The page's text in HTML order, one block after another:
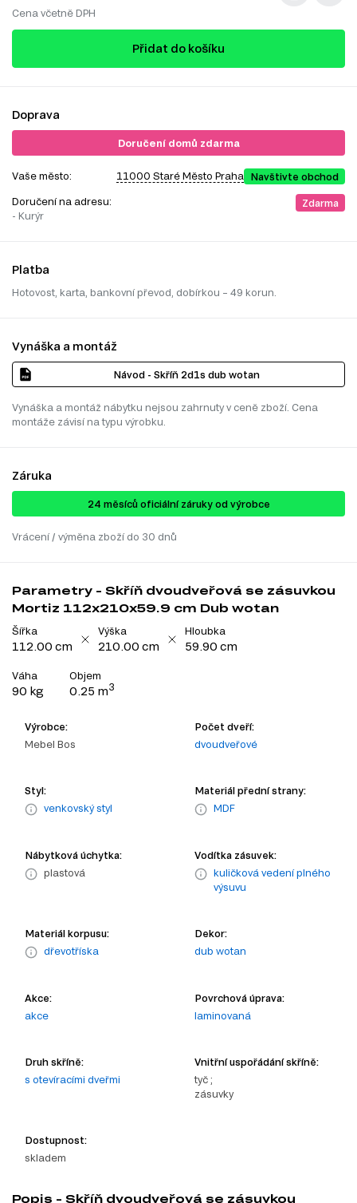
Cena včetně DPH
Přidat do košíku
Doprava
Doručení domů zdarma
Vaše město: 11000 Staré Město Praha Navštivte obchod
Doručení na adresu:
- Kurýr
Zdarma
Platba
Hotovost, karta, bankovní převod, dobírkou – 49 korun.
Vynáška a montáž
Návod - Skříň 2d1s dub wotan
Vynáška a montáž nábytku nejsou zahrnuty v ceně zboží. Cena
montáže závisí na typu výrobku.
Záruka
24 ​​​​měsíců oficiální záruky od výrobce
Vrácení / výměna zboží do 30 dnů
Parametry - Skříň dvoudveřová se zásuvkou
Mortiz 112x210x59.9 cm Dub wotan
Šířka
112.00 cm
Výška
210.00 cm
Hloubka
59.90 cm
Váha
90 kg
Objem
0.25 m3
Výrobce:
Mebel Bos
Počet dveří:
dvoudveřové
Styl:
venkovský styl
Materiál přední strany:
MDF
Nábytková úchytka:
plastová
Vodítka zásuvek:
kuličková vedení plného
výsuvu
Materiál korpusu:
dřevotříska
Dekor:
dub wotan
Akce:
akce
Povrchová úprava:
laminovaná
Druh skříně:
s otevíracími dveřmi
Vnitřní uspořádání skříně:
tyč ;
zásuvky
Dostupnost:
skladem
Popis - Skříň dvoudveřová se zásuvkou